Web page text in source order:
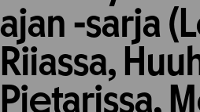
ajan -sarja
Riiassa,
Pietarissa,